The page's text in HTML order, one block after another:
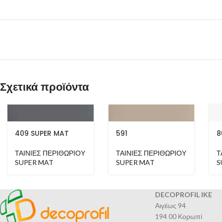
Σχετικά προϊόντα
409 SUPER MAT
ΤΑΙΝΙΕΣ ΠΕΡΙΘΩΡΙΟΥ
SUPER MAT
591
ΤΑΙΝΙΕΣ ΠΕΡΙΘΩΡΙΟΥ
SUPER MAT
DECOPROFIL IKE
Αιγέως 94
194 00 Κορωπί